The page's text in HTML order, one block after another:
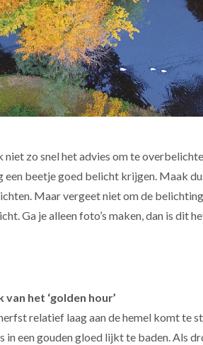
zo snel het advies om te
een beetje goed belicht krijgen. Maak
Maar vergeet niet om de
Ga je alleen foto’s maken, dan is
het ‘golden hour’
relatief laag aan de hemel komt te
in een gouden gloed lijkt te baden. Als